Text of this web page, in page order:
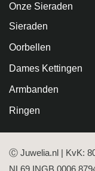
Onze Sieraden
Sieraden
Oorbellen
Dames Kettingen
Armbanden
Ringen
Ⓒ Juwelia.nl | KvK:
NL69 INGB 0006